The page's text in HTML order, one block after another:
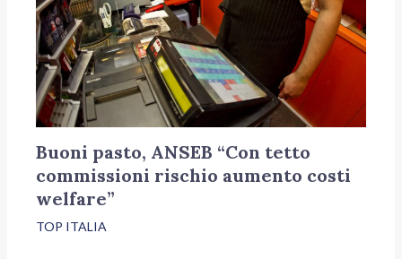
Buoni pasto, ANSEB “Con tetto
commissioni rischio aumento costi
welfare”
TOP ITALIA